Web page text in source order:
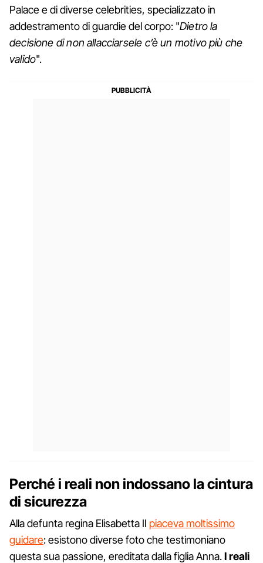
Palace e di diverse celebrities, specializzato in
addestramento di guardie del corpo: "Dietro la
decisione di non allacciarsele c’è un motivo più che
valido".
Perché i reali non indossano la cintura
di sicurezza
Alla defunta regina Elisabetta II piaceva moltissimo
guidare: esistono diverse foto che testimoniano
questa sua passione, ereditata dalla figlia Anna.I reali